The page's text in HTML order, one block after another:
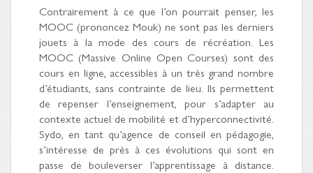
Contrairement à ce que l’on pourrait penser, les
MOOC (prononcez Mouk) ne sont pas les derniers
jouets à la mode des cours de récréation. Les
MOOC (Massive Online Open Courses) sont des
cours en ligne, accessibles à un très grand nombre
d’étudiants, sans contrainte de lieu. Ils permettent
de repenser l’enseignement, pour s’adapter au
contexte actuel de mobilité et d’hyperconnectivité.
Sydo, en tant qu’agence de conseil en pédagogie,
s’intéresse de près à ces évolutions qui sont en
passe de bouleverser l’apprentissage à distance.